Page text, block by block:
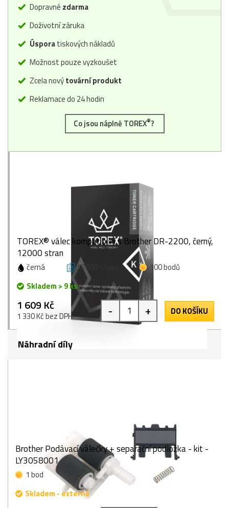
Dopravné zdarma
Doživotní záruka
Úsporatiskových nákladů
Možnost pouze vyzkoušet
Zcela novýtovární produkt
Reklamace do 24 hodin
Co jsou náplně TOREX®?
TOREX® válec kompatibilní s Brother DR-2200, černý,
12000 stran
černá 12000 stran
100 bodů
Skladem > 9 ks
1 609 Kč
1 330 Kč bez DPH - + DO KOŠÍKU
Náhradní díly
Brother Podávací válečky + separační podložka - kit -
LY3058001
1 bod
Skladem - externě